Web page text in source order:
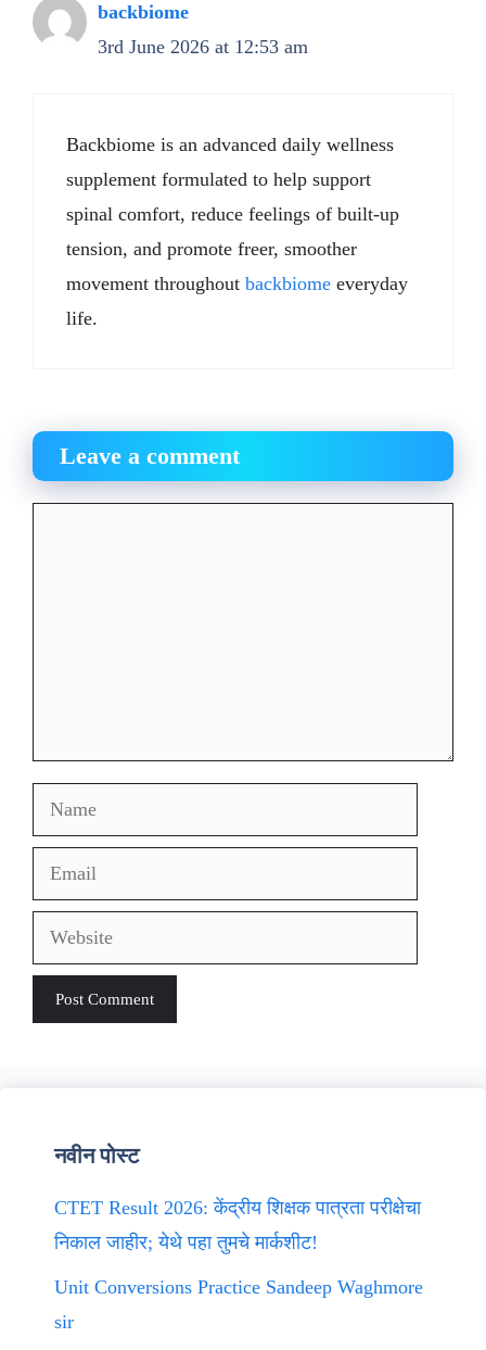
backbiome
3rd June 2026 at 12:53 am
Backbiome is an advanced daily wellness
supplement formulated to help support
spinal comfort, reduce feelings of built-up
tension, and promote freer, smoother
movement throughout backbiome everyday
life.
Leave a comment
Name
Email
Website
नवीन पोस्ट
CTET Result 2026: केंद्रीय शिक्षक पात्रता परीक्षेचा
निकाल जाहीर; येथे पहा तुमचे मार्कशीट!
Unit Conversions Practice Sandeep Waghmore
sir